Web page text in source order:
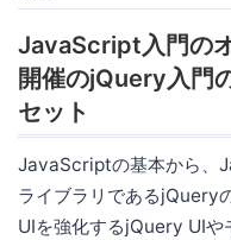
JavaScript入門の
開催のjQuery入門
セット
JavaScriptの基本から、
ライブラリであるjQuery
UIを強化するjQuery UIや